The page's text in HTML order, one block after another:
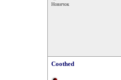
Новичок
Coothed